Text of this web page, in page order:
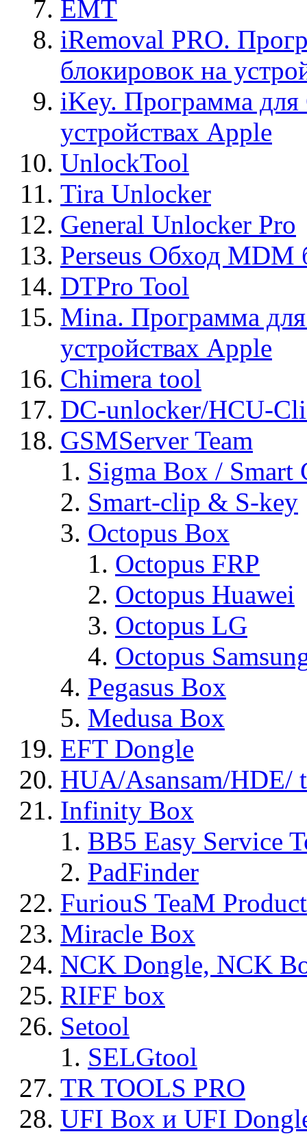
EMT
iRemoval PRO.
блокировок на
iKey. Программа для
устройствах Apple
UnlockTool
Tira Unlocker
General Unlocker Pro
Perseus Обход MDM
DTPro Tool
Mina. Программа
устройствах Apple
Chimera tool
DC-unlocker/HCU-
GSMServer Team
Sigma Box / Smart
Smart-clip & S-key
Octopus Box
Octopus FRP
Octopus Huawei
Octopus LG
Octopus
Pegasus Box
Medusa Box
EFT Dongle
HUA/Asansam/HDE/
Infinity Box
BB5 Easy Service
PadFinder
FuriouS TeaM
Miracle Box
NCK Dongle, NCK
RIFF box
Setool
SELGtool
TR TOOLS PRO
UFI Box и UFI